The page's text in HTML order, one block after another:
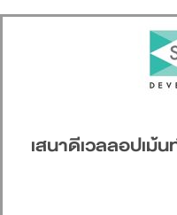
เสนาดีเวลลอปเม้